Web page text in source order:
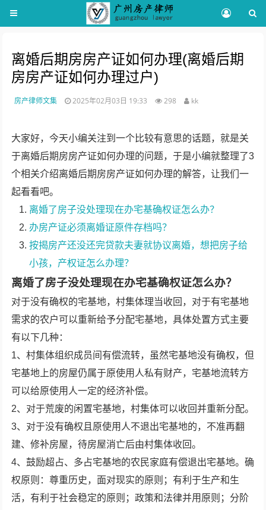
离婚后期房房产证如何办理(离婚后期
房房产证如何办理过户)
房产律师文集 2025年02月03日 19:33 298 kk
大家好，今天小编关注到一个比较有意思的话题，就是关
于离婚后期房房产证如何办理的问题，于是小编就整理了3
个相关介绍离婚后期房房产证如何办理的解答，让我们一
起看看吧。
离婚了房子没处理现在办宅基确权证怎么办？
办房产证必须离婚证原件存档吗？
按揭房产还没还完贷款夫妻就协议离婚，想把房子给
小孩，产权证怎么办理？
离婚了房子没处理现在办宅基确权证怎么办？
对于没有确权的宅基地，村集体理当收回，对于有宅基地
需求的农户可以重新给予分配宅基地，具体处置方式主要
有以下几种：
1、村集体组织成员间有偿流转，虽然宅基地没有确权，但
宅基地上的房屋仍属于原使用人私有财产，宅基地流转方
可以给原使用人一定的经济补偿。
2、对于荒废的闲置宅基地，村集体可以收回并重新分配。
3、对于没有确权且原使用人不退出宅基地的，不准再翻
建、修补房屋，待房屋消亡后由村集体收回。
4、鼓励超占、多占宅基地的农民家庭有偿退出宅基地。确
权原则：尊重历史，面对现实的原则；有利于生产和生
活，有利于社会稳定的原则；政策和法律并用原则；分阶